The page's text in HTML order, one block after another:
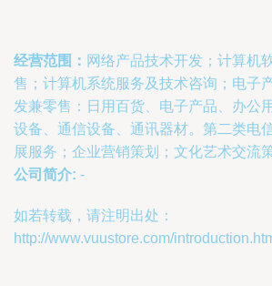
经营范围： 网络产品技术开发；计算机
售；计算机系统服务及技术咨询；电子
发兼零售：日用百货、电子产品、办公
设备、通信设备、通讯器材。第二类电
展服务；企业营销策划；文化艺术交流策
公司简介: -
如若转载，请注明出处：
http://www.vuustore.com/